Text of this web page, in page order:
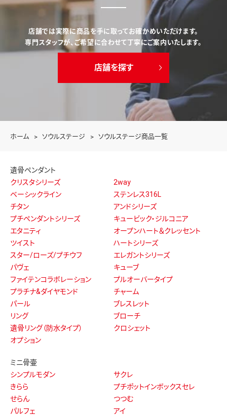
ホーム ソウルステージ ソウルステージ商品一覧
店舗では実際に商品を手に取ってお確かめいただけます。
専門スタッフが、ご希望に合わせて丁寧にご案内いたします。
店舗を探す
遺骨ペンダント
クリスタシリーズ
2way
ベーシックライン
ステンレス316L
チタン
アンドシリーズ
プチペンダントシリーズ
キュービック・ジルコニア
エタニティ
オープンハート＆クレッセント
ツイスト
ハートシリーズ
スター/ローズ/プチウフ
エレガントシリーズ
パヴェ
キューブ
ファイテンコラボレーション
プルオーバータイプ
プラチナ&ダイヤモンド
チャーム
パール
ブレスレット
リング
ブローチ
遺骨リング（防水タイプ）
クロシェット
オプション
ミニ骨壷
シンプルモダン
サクレ
きらら
プチポットインボックスセレ
せらん
つつむ
パルフェ
アイ